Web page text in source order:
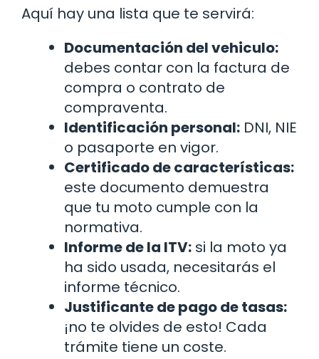
Aquí hay una lista que te servirá:
Documentación del vehiculo:
debes contar con la factura de
compra o contrato de
compraventa.
Identificación personal: DNI, NIE
o pasaporte en vigor.
Certificado de características:
este documento demuestra
que tu moto cumple con la
normativa.
Informe de la ITV: si la moto ya
ha sido usada, necesitarás el
informe técnico.
Justificante de pago de tasas:
¡no te olvides de esto! Cada
trámite tiene un coste.